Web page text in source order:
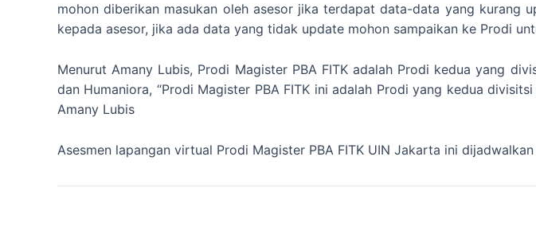
mohon diberikan masukan oleh asesor jika terdapat data-data yang kurang
kepada asesor, jika ada data yang tidak update mohon sampaikan ke Prodi
Menurut Amany Lubis, Prodi Magister PBA FITK adalah Prodi kedua yang
dan Humaniora, “Prodi Magister PBA FITK ini adalah Prodi yang kedua
Amany Lubis
Asesmen lapangan virtual Prodi Magister PBA FITK UIN Jakarta ini